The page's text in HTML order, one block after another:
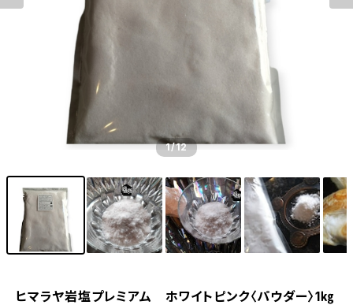
1/12
ヒマラヤ岩塩プレミアム ホワイトピンク〈パウダー〉1㎏